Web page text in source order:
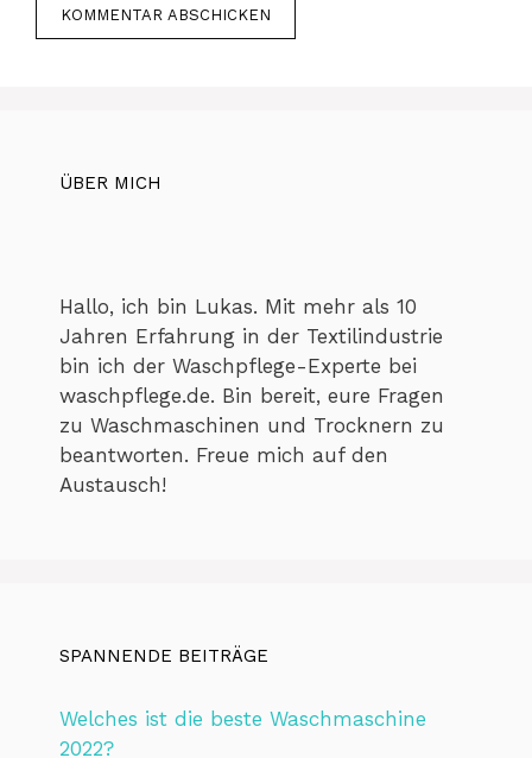
ÜBER MICH
Hallo, ich bin Lukas. Mit mehr als 10
Jahren Erfahrung in der Textilindustrie
bin ich der Waschpflege-Experte bei
waschpflege.de. Bin bereit, eure Fragen
zu Waschmaschinen und Trocknern zu
beantworten. Freue mich auf den
Austausch!
SPANNENDE BEITRÄGE
Welches ist die beste Waschmaschine
2022?